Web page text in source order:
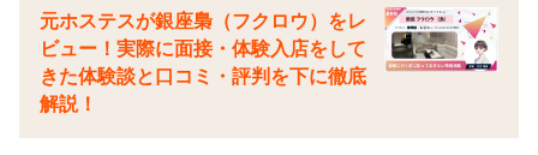
元ホステスが銀座梟（フクロウ）をレ
ビュー！実際に面接・体験入店をして
きた体験談と口コミ・評判を下に徹底
解説！